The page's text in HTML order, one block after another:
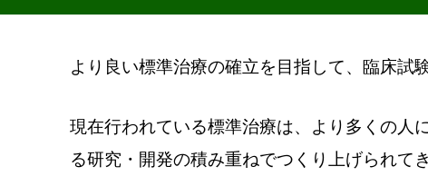
より良い標準治療の確立を目指して、臨床試
現在行われている標準治療は、より多くの人
る研究・開発の積み重ねでつくり上げられて